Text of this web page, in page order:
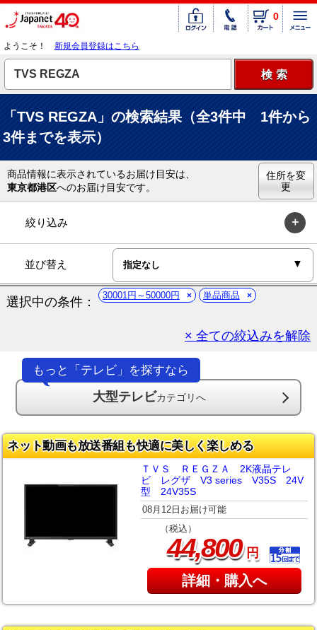
0
ようこそ！ 新規会員登録はこちら
「TVS REGZA」の検索結果（全3件中 1件から
3件までを表示）
商品情報に表示されているお届け目安は、
東京都港区へのお届け目安です。
住所を変
更
絞り込み
並び替え
選択中の条件： 30001円～50000円 単品商品
× 全ての絞込みを解除
もっと「テレビ」を探すなら
大型テレビカテゴリへ
ネット動画も放送番組も快適に美しく楽しめる
ＴＶＳ ＲＥＧＺＡ 2K液晶テレ
ビ レグザ V3 series V35S 24V
型 24V35S
08月12日お届け可能
（税込）
44,800円
詳細・購入へ